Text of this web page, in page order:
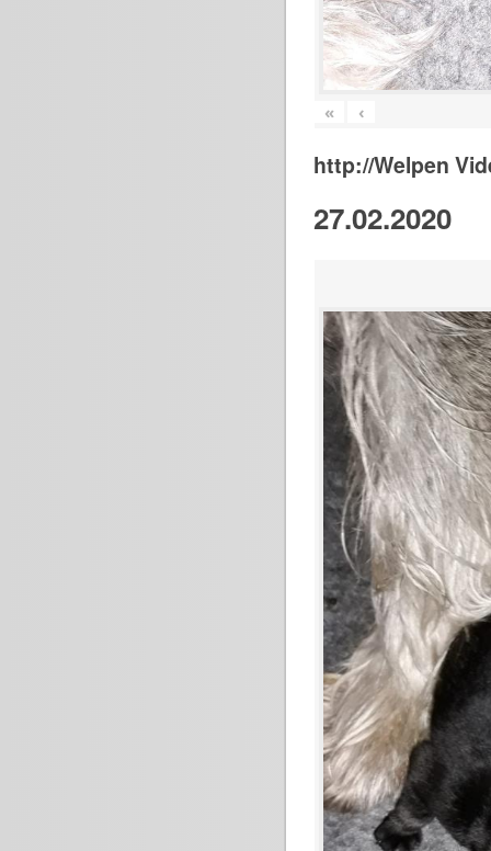
« ‹
http://Welpen
27.02.2020